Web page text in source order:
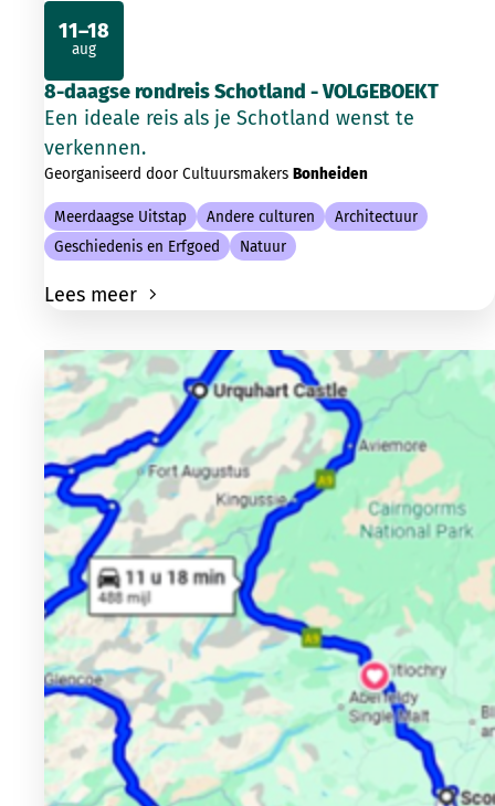
8-daagse rondreis Schotland - VOLGEBOEKT
Een ideale reis als je Schotland wenst te
verkennen.
Georganiseerd door Cultuursmakers Bonheiden
Meerdaagse Uitstap Andere culturen
Architectuur
Geschiedenis en Erfgoed
Natuur
Lees meer
11–18
aug
2026